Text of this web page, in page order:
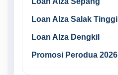
Loan Alza Salak Tinggi
Loan Alza Dengkil
Promosi Perodua 2026